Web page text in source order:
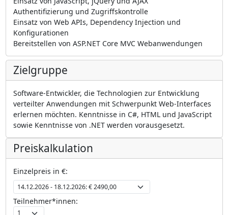
Authentifizierung und Zugriffskontrolle
Einsatz von Web APIs, Dependency Injection und
Konfigurationen
Bereitstellen von ASP.NET Core MVC Webanwendungen
Zielgruppe
Software-Entwickler, die Technologien zur Entwicklung
verteilter Anwendungen mit Schwerpunkt Web-Interfaces
erlernen möchten. Kenntnisse in C#, HTML und JavaScript
sowie Kenntnisse von .NET werden vorausgesetzt.
Preiskalkulation
Einzelpreis in €:
Teilnehmer*innen: